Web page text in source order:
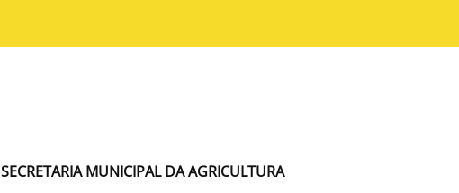
SECRETARIA MUNICIPAL DA AGRICULTURA